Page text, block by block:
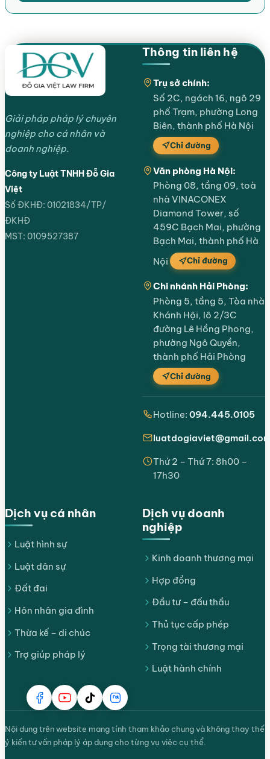
Giải pháp pháp lý chuyên
nghiệp cho cá nhân và
doanh nghiệp.
Công ty Luật TNHH Đỗ Gia
Việt
Số ĐKHĐ: 01021834/TP/
ĐKHĐ
MST: 0109527387
Dịch vụ cá nhân
Luật hình sự
Luật dân sự
Đất đai
Hôn nhân gia đình
Thừa kế – di chúc
Trợ giúp pháp lý
Dịch vụ doanh
nghiệp
Kinh doanh thương mại
Hợp đồng
Đầu tư – đấu thầu
Thủ tục cấp phép
Trọng tài thương mại
Luật hành chính
Thông tin liên hệ
Trụ sở chính:
Số 2C, ngách 16, ngõ 29
phố Trạm, phường Long
Biên, thành phố Hà Nội
Chỉ đường
Văn phòng Hà Nội:
Phòng 08, tầng 09, toà
nhà VINACONEX
Diamond Tower, số
459C Bạch Mai, phường
Bạch Mai, thành phố Hà
Nội
Chỉ đường
Chi nhánh Hải Phòng:
Phòng 5, tầng 5, Tòa nhà
Khánh Hội, lô 2/3C
đường Lê Hồng Phong,
phường Ngô Quyền,
thành phố Hải Phòng
Chỉ đường
Hotline: 094.445.0105
Thứ 2 – Thứ 7: 8h00 –
17h30
Nội dung trên website mang tính tham khảo chung và không thay thế
ý kiến tư vấn pháp lý áp dụng cho từng vụ việc cụ thể.